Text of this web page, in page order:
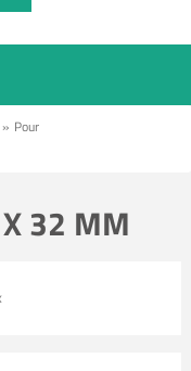
» Pour
32 MM